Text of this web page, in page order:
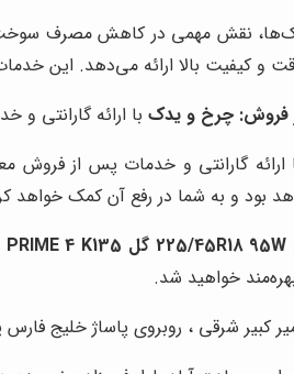
نقش مهمی در کاهش مصرف سوخت،
و کیفیت بالا ارائه می‌دهد. این
فروش: چرخ و یدکبا ارائه گارانتی
ارائه گارانتی و خدمات پس از فروش
بود و به شما در رفع آن کمک خواهد
خواهید شد.
، روبروی پاساژ خلیج فارس پلاک ۱۴۵ ساختمان